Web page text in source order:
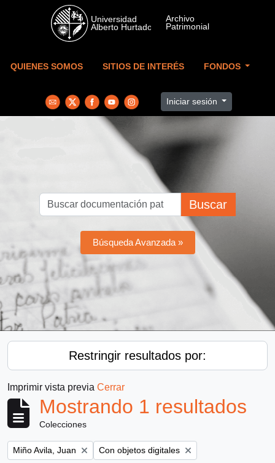
Skip to main content
QUIENES SOMOS SITIOS DE INTERÉS FONDOS
Iniciar sesión
Buscar
Búsqueda Avanzada »
Restringir resultados por:
Imprimir vista previa Cerrar
Mostrando 1 resultados
Colecciones
Remove filter:
Miño Avila, Juan Remove filter:
Con objetos digitales